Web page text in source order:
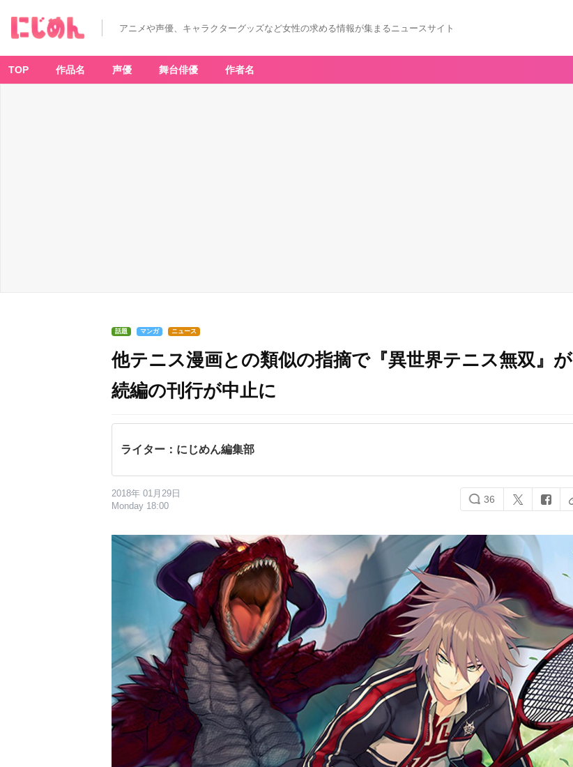
アニメや声優、キャラクターグッズなど女性の求める情報が集まるニュースサイト
TOP 作品名 声優 舞台俳優 作者名
話題 マンガ ニュース
他テニス漫画との類似の指摘で『異世界テニス無双』が
続編の刊行が中止に
ライター：にじめん編集部
2018年 01月29日
Monday 18:00
36